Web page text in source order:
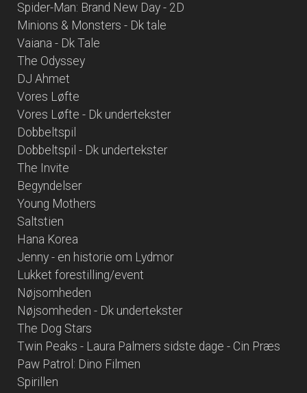
Spider-Man: Brand New Day - 2D
Minions & Monsters - Dk tale
Vaiana - Dk Tale
The Odyssey
DJ Ahmet
Vores Løfte
Vores Løfte - Dk undertekster
Dobbeltspil
Dobbeltspil - Dk undertekster
The Invite
Begyndelser
Young Mothers
Saltstien
Hana Korea
Jenny - en historie om Lydmor
Lukket forestilling/event
Nøjsomheden
Nøjsomheden - Dk undertekster
The Dog Stars
Twin Peaks - Laura Palmers sidste dage - Cin Præs
Paw Patrol: Dino Filmen
Spirillen